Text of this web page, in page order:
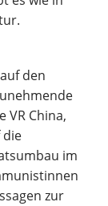
den
VR China,
die
im
zur